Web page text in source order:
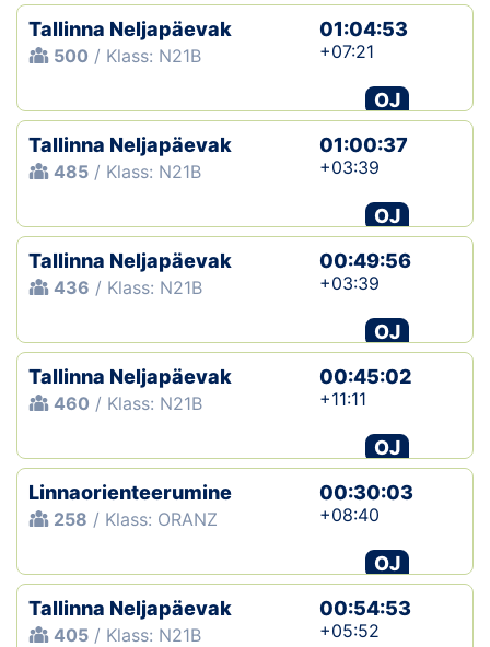
Tallinna Neljapäevak
500 / Klass: N21B
01:04:53
+07:21
OJ
Tallinna Neljapäevak
485 / Klass: N21B
01:00:37
+03:39
OJ
Tallinna Neljapäevak
436 / Klass: N21B
00:49:56
+03:39
OJ
Tallinna Neljapäevak
460 / Klass: N21B
00:45:02
+11:11
OJ
Linnaorienteerumine
258 / Klass: ORANZ
00:30:03
+08:40
OJ
Tallinna Neljapäevak
405 / Klass: N21B
00:54:53
+05:52